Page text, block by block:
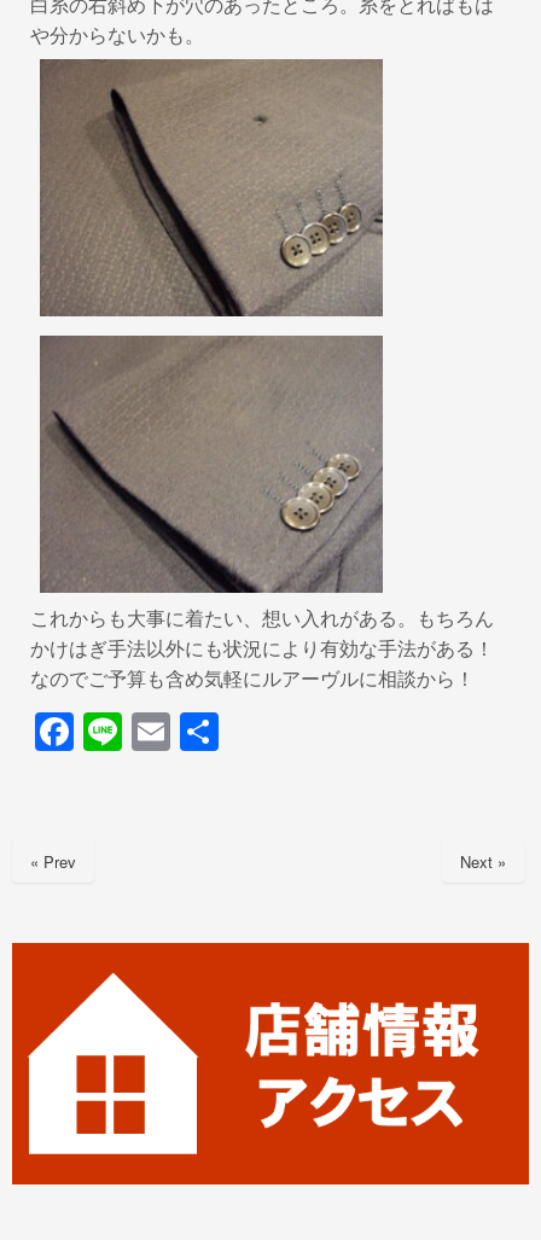
や分からないかも。
これからも大事に着たい、想い入れがある。もちろん
かけはぎ手法以外にも状況により有効な手法がある！
なのでご予算も含め気軽にルアーヴルに相談から！
F
e
k
Li E
« Prev Next »